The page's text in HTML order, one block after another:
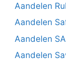
Aandelen
Aandelen
Aandelen
Aandelen